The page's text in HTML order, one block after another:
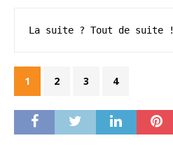
La suite ? Tout de suite !
1 2 3 4